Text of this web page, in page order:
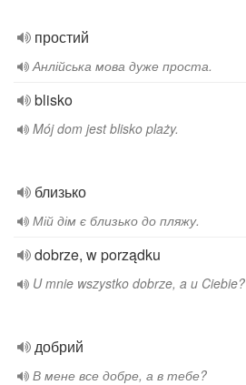
простий
Анлійська мова дуже проста.
blisko
Mój dom jest blisko plaży.
близько
Мій дім є близько до пляжу.
dobrze, w porządku
U mnie wszystko dobrze, a u Ciebie?
добрий
В мене все добре, а в тебе?